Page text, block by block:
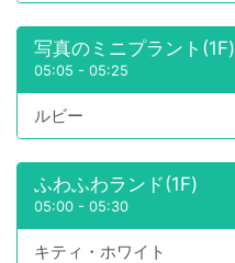
写真のミニプラント(1F)
05:05 - 05:25
ルビー
ふわふわランド(1F)
05:00 - 05:30
キティ・ホワイト